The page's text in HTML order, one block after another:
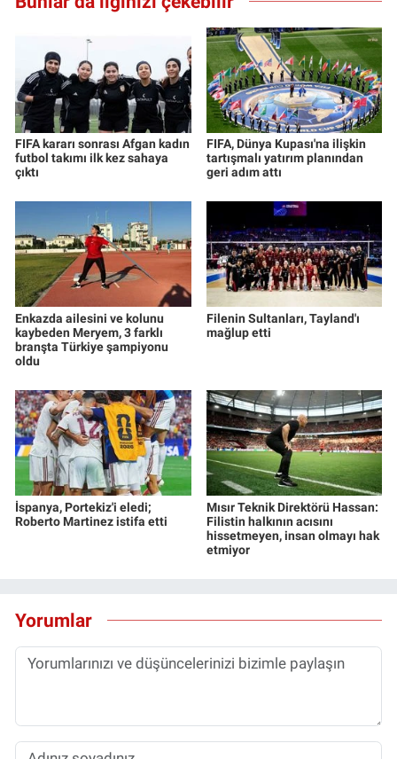
FIFA kararı sonrası Afgan kadın
futbol takımı ilk kez sahaya
çıktı
FIFA, Dünya Kupası'na ilişkin
tartışmalı yatırım planından
geri adım attı
Enkazda ailesini ve kolunu
kaybeden Meryem, 3 farklı
branşta Türkiye şampiyonu
oldu
Filenin Sultanları, Tayland'ı
mağlup etti
İspanya, Portekiz'i eledi;
Roberto Martinez istifa etti
Mısır Teknik Direktörü Hassan:
Filistin halkının acısını
hissetmeyen, insan olmayı hak
etmiyor
Yorumlar